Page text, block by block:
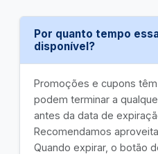
Por quanto tempo
disponível?
Promoções e cupons
podem terminar a
antes da data de
Recomendamos
Quando expirar, o botão